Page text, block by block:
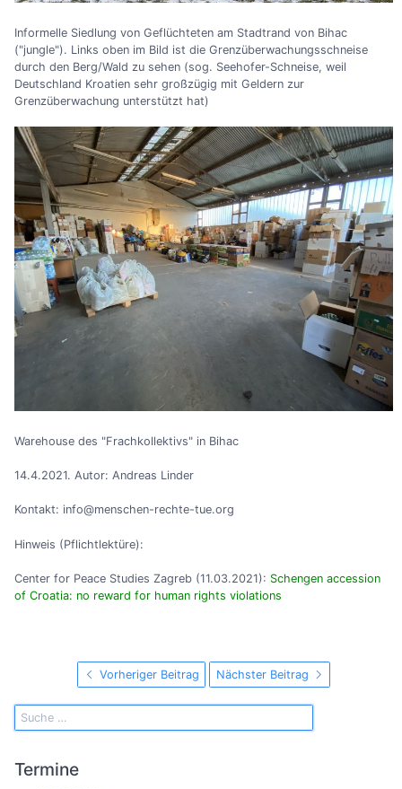
Informelle Siedlung von Geflüchteten am Stadtrand von Bihac
("jungle"). Links oben im Bild ist die Grenzüberwachungsschneise
durch den Berg/Wald zu sehen (sog. Seehofer-Schneise, weil
Deutschland Kroatien sehr großzügig mit Geldern zur
Grenzüberwachung unterstützt hat)
Warehouse des "Frachkollektivs" in Bihac
14.4.2021. Autor: Andreas Linder
Kontakt: info@menschen-rechte-tue.org
Hinweis (Pflichtlektüre):
Center for Peace Studies Zagreb (11.03.2021): Schengen accession
of Croatia: no reward for human rights violations
Vorheriger Beitrag Nächster Beitrag
Termine